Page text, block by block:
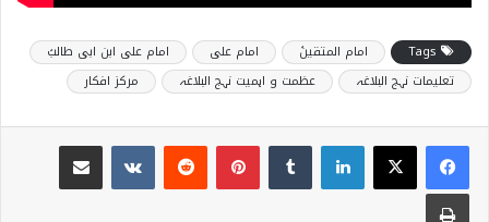
امام المتقینؑ امام علی
امام علی ابن ابی طالبؑ
تعلیمات نہج البلاغہ
عظمت و اہمیت نہج البلاغہ مرکز افکار